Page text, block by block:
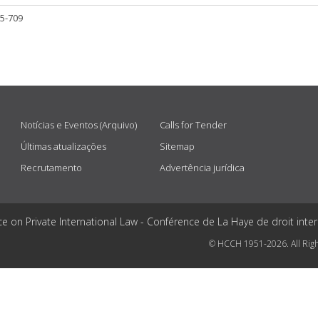
709
Notícias e Eventos (Arquivo)
Últimas atualizações
Recrutamento
Calls for Tender
Sitemap
Advertência jurídica
on Private International Law - Conférence de La Haye de droit
© HCCH 1951-2026. All